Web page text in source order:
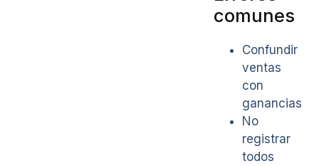
comunes
Confundir
ventas
con
ganancias
No
registrar
todos